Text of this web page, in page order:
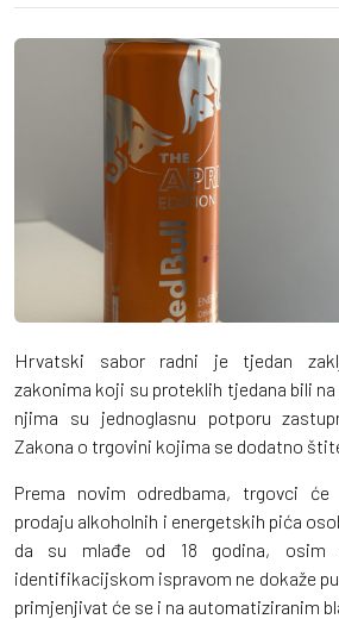
Hrvatski sabor radni je tjedan
zakonima koji su proteklih tjedana bili na
njima su jednoglasnu potporu
Zakona o trgovini kojima se dodatno
Prema novim odredbama, trgovci
prodaju alkoholnih i energetskih pića
da su mlađe od 18 godina, osim
identifikacijskom ispravom ne dokaže
primjenjivat će se i na automatiziranim